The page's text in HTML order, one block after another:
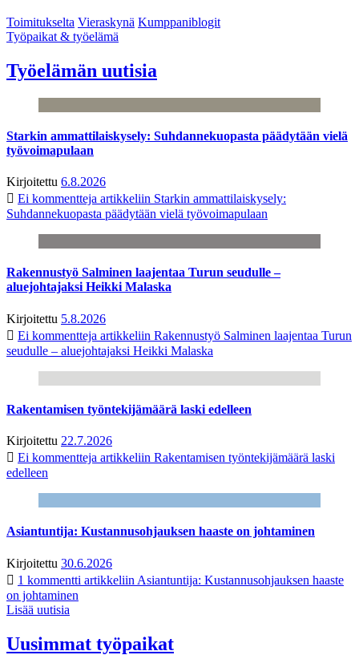
Toimitukselta Vieraskynä Kumppaniblogit
Työpaikat & työelämä
Työelämän uutisia
Starkin ammattilaiskysely: Suhdannekuopasta päädytään vielä
työvoimapulaan
Kirjoitettu 6.8.2026
Ei kommentteja artikkeliin Starkin ammattilaiskysely:
Suhdannekuopasta päädytään vielä työvoimapulaan
Rakennustyö Salminen laajentaa Turun seudulle –
aluejohtajaksi Heikki Malaska
Kirjoitettu 5.8.2026
Ei kommentteja artikkeliin Rakennustyö Salminen laajentaa Turun
seudulle – aluejohtajaksi Heikki Malaska
Rakentamisen työntekijämäärä laski edelleen
Kirjoitettu 22.7.2026
Ei kommentteja artikkeliin Rakentamisen työntekijämäärä laski
edelleen
Asiantuntija: Kustannusohjauksen haaste on johtaminen
Kirjoitettu 30.6.2026
1 kommentti artikkeliin Asiantuntija: Kustannusohjauksen haaste
on johtaminen
Lisää uutisia
Uusimmat työpaikat